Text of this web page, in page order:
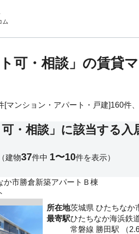
ム
可・相談」の賃貸
ンション・アパート・戸建]160件
・相談」に該当する入
か市勝倉新築アパートＢ棟
所在地茨城県 ひたちなか
最寄駅ひたちなか海浜鉄
常磐線 勝田駅 （
（建物37件中 1〜10件を表示）